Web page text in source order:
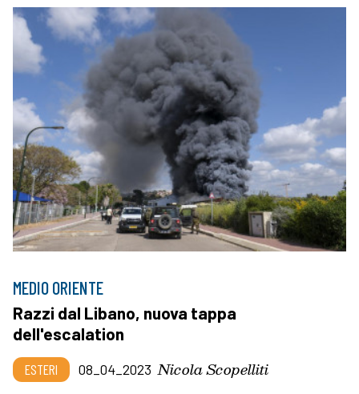
MEDIO ORIENTE
Razzi dal Libano, nuova tappa
dell'escalation
ESTERI 08_04_2023 Nicola Scopelliti